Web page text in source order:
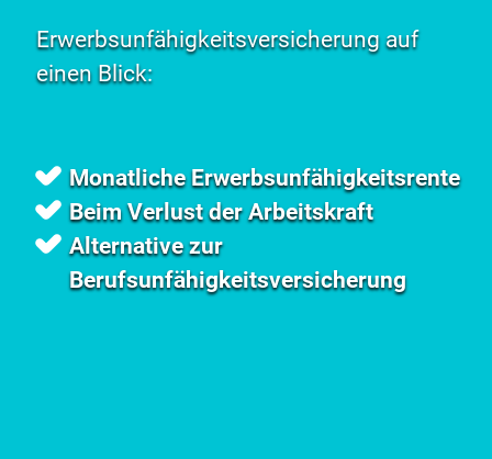
Erwerbsunfähigkeitsversicherung auf
einen Blick:
Monatliche Erwerbsunfähigkeitsrente
Beim Verlust der Arbeitskraft
Alternative zur
Berufsunfähigkeitsversicherung